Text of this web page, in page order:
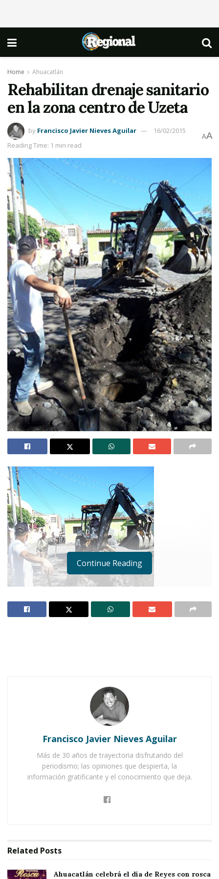
Home Ahuacatlán
Rehabilitan drenaje sanitario
en la zona centro de Uzeta
by Francisco Javier Nieves Aguilar
16/02/2015
Reading Time: 1 min read
AA
Bajo la supervisión directa del director
del Organismo Operador de Agua Potable y
Alcantarillado, Juan Llamas López, la citada
dependencia, en conjunto con el gobierno
municipal inició los trabajos para la
rehabilitación de la línea de drenaje de la zona
centro del poblado de Uzeta.
Buena tarde taurina en Ahuacatlán
Continue Reading
Francisco Javier Nieves Aguilar
Más de 30 años de trayectoria disfrutando del
periodismo; las opiniones que despierta, la
información gratificante y el conocimiento que deja.
Related Posts
Ahuacatlán celebrá el día de Reyes con rosca